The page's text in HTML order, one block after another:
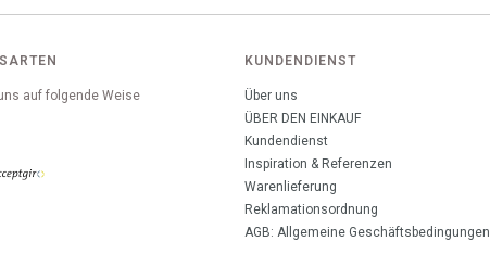
auf folgende Weise
KUNDENDIENST
Über uns
ÜBER DEN EINKAUF
Kundendienst
Inspiration & Referenzen
Warenlieferung
Reklamationsordnung
AGB: Allgemeine Geschäftsbedingungen